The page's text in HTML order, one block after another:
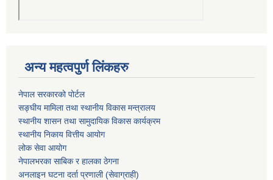
अन्य महत्वपुर्ण लिंकहरु
नेपाल सरकारको पोर्टल
सङ्घीय मामिला तथा स्थानीय विकास मन्त्रालय
स्थानीय शासन तथा सामुदायिक विकास कार्यक्रम
स्थानीय निकाय वित्तीय आयोग
लोक सेवा आयोग
नेपालभरका साबिक र हालका ठेगना
अनलाइन घटना दर्ता प्रणाली (सेवाग्राही)